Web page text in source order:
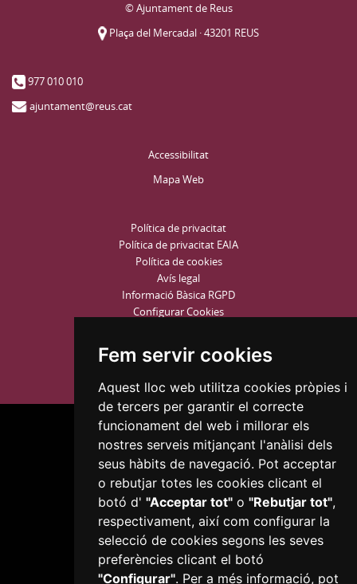
Fem servir cookies
Aquest lloc web utilitza cookies pròpies i
de tercers per garantir el correcte
funcionament del web i millorar els
nostres serveis mitjançant l'anàlisi dels
seus hàbits de navegació. Pot acceptar
o rebutjar totes les cookies clicant el
botó d'"Acceptar tot" o"Rebutjar tot",
respectivament, així com configurar la
selecció de cookies segons les seves
preferències clicant el botó
"Configurar". Per a més informació, pot
© Ajuntament de Reus
Plaça del Mercadal · 43201 REUS
977 010 010
ajuntament@reus.cat
Accessibilitat
Mapa Web
Política de privacitat
Política de privacitat EAIA
Política de cookies
Avís legal
Informació Bàsica RGPD
Configurar Cookies
Plaça del Mercadal · 43201 Reus
977 010 010
ajuntament@reus.cat| reus.cat